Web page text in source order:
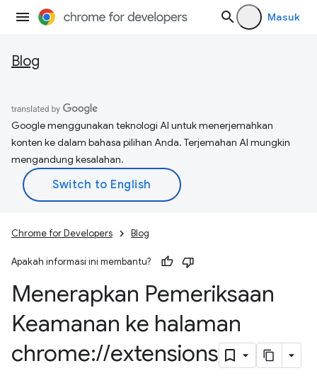
Masuk
Blog
Google menggunakan teknologi AI untuk menerjemahkan
konten ke dalam bahasa pilihan Anda. Terjemahan AI mungkin
mengandung kesalahan.
Chrome for Developers Blog
Apakah informasi ini membantu?
Menerapkan Pemeriksaan
Keamanan ke halaman
chrome://extensions